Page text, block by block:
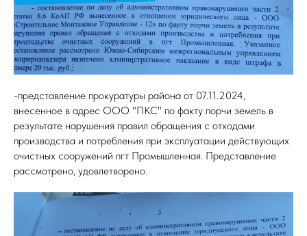
-представление прокуратуры района от 07.11.2024,
внесенное в адрес ООО "ПКС" по факту порчи земель в
результате нарушения правил обращения с отходами
производства и потребления при эксплуатации действующих
очистных сооружений пгт Промышленная. Представление
рассмотрено, удовлетворено.